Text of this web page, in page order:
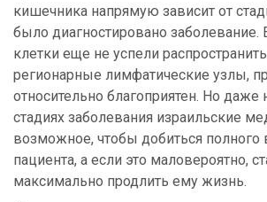
кишечника напрямую зависит от
было диагностировано заболевание.
клетки еще не успели
регионарные лимфатические узлы,
относительно благоприятен. Но даже
стадиях заболевания израильские
возможное, чтобы добиться
пациента, а если это маловероятно,
максимально продлить ему жизнь.